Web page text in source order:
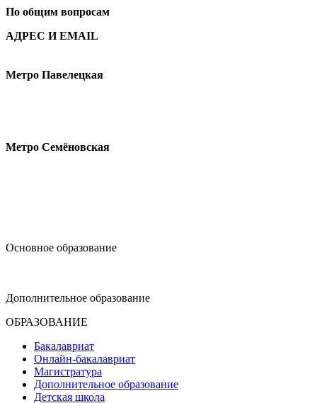
По общим вопросам
АДРЕС И EMAIL
Метро Павелецкая
Метро Семёновская
Основное образование
Дополнительное образование
ОБРАЗОВАНИЕ
Бакалавриат
Онлайн-бакалавриат
Магистратура
Дополнительное образование
Детская школа